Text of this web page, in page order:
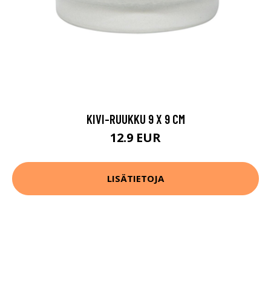
KIVI-RUUKKU 9 X 9 CM
12.9 EUR
LISÄTIETOJA